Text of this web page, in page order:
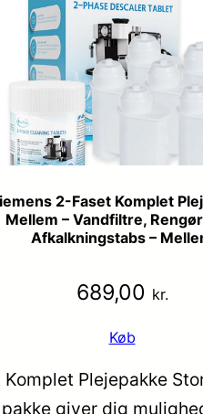
2-Faset Komplet
Mellem – Vandfiltre,
Afkalkningstabs –
689,00 kr.
Køb
Plejepakke
giver dig